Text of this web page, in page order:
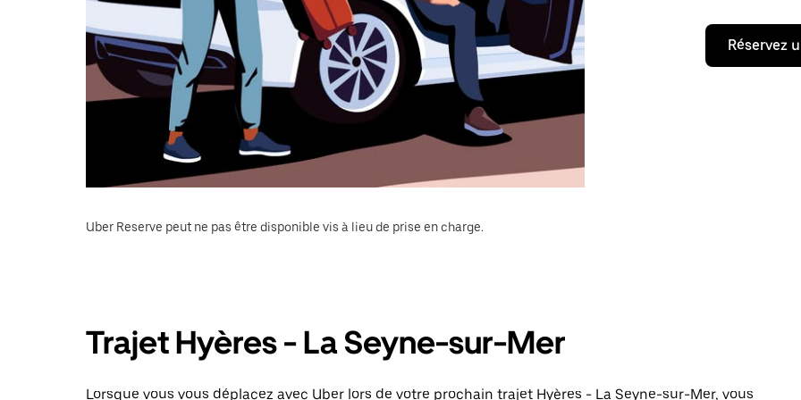
Réservez
Uber Reserve peut ne pas être disponible vis à lieu de prise en charge.
Trajet Hyères - La Seyne-sur-Mer
Lorsque vous vous déplacez avec Uber lors de votre prochain trajet Hyères - La Seyne-sur-Mer, vous